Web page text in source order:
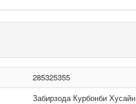
285325355
Забирзода Курбонби Хусайн